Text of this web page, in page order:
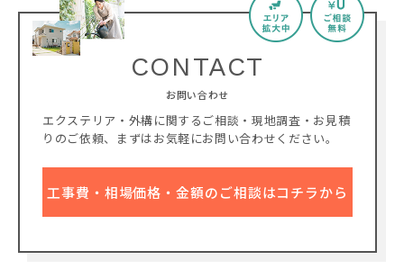
CONTACT
お問い合わせ
エクステリア・外構に関するご相談・現地調査・お見積
りのご依頼、
まずはお気軽にお問い合わせください。
工事費・相場価格・金額のご相談はコチラから